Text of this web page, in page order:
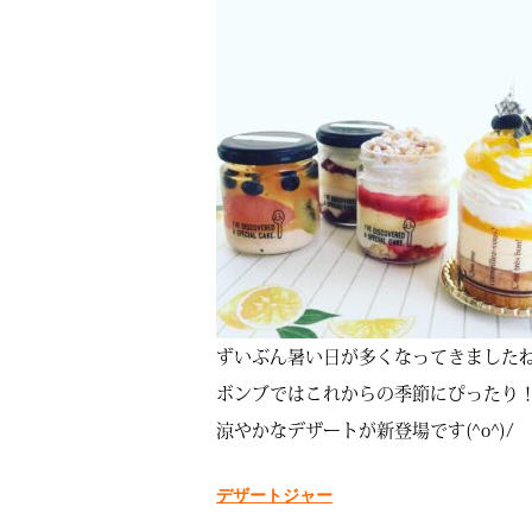
ずいぶん暑い日が多くなってきました
ボンブではこれからの季節にぴったり
涼やかなデザートが新登場です(^o^)/
デザートジャー